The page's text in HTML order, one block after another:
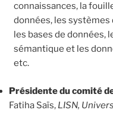
connaissances, la
données, les systèmes
les bases de données,
sémantique et les
etc.
Présidente du comité
Fatiha Saïs, LISN,